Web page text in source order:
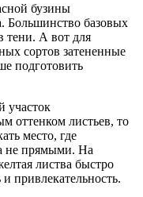
бузины
Большинство базовых
тени. А вот для
сортов затененные
подготовить
участок
оттенком листьев, то
место, где
не прямыми. На
листва быстро
привлекательность.